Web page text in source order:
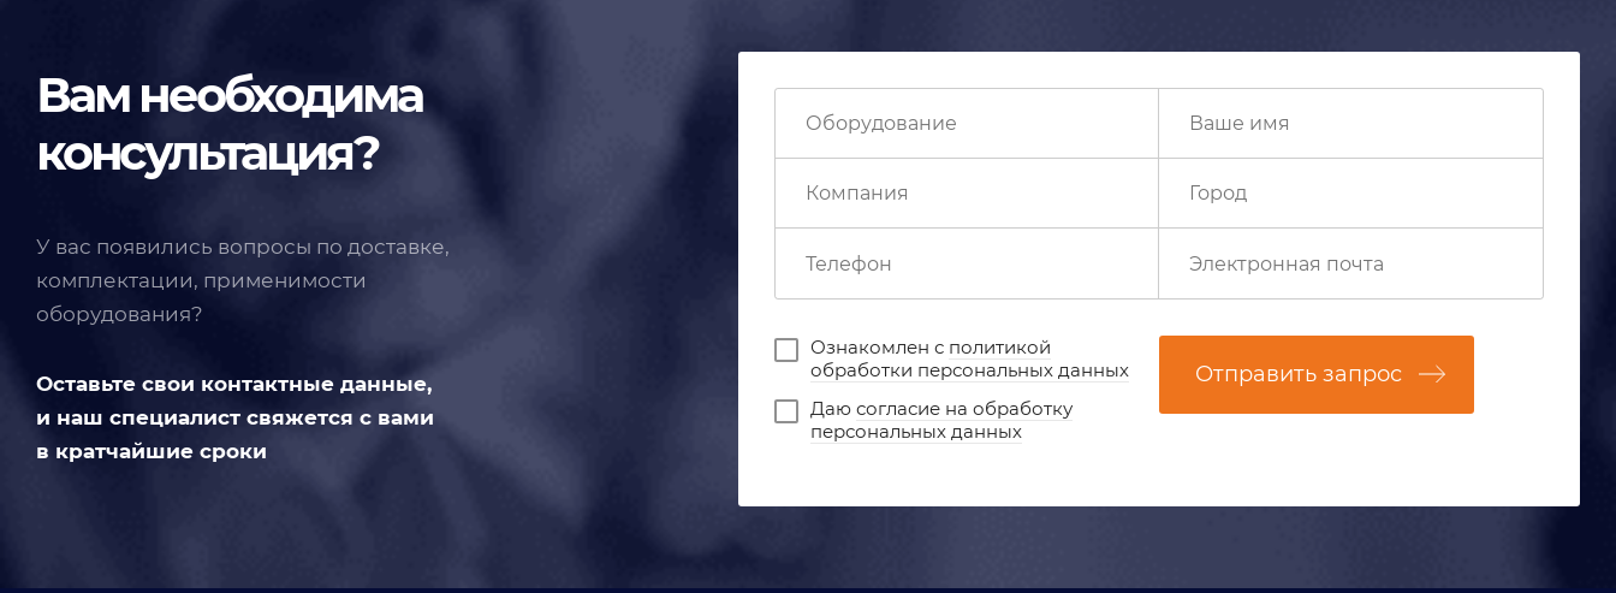
Вам необходима
консультация?
У вас появились вопросы по доставке,
комплектации, применимости
оборудования?
Оставьте свои контактные данные,
и наш специалист свяжется с вами
в кратчайшие сроки
Ознакомлен с политикой
обработки персональных данных
Даю согласие на обработку
персональных данных
Отправить запрос